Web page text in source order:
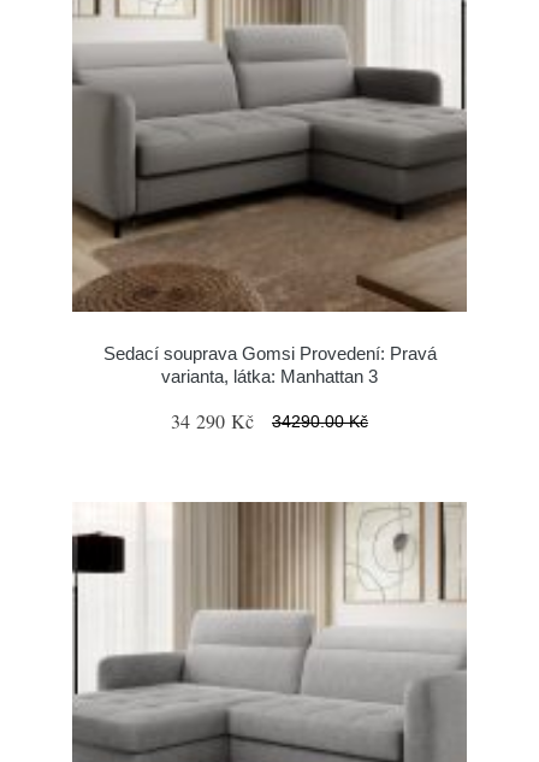
Sedací souprava Gomsi Provedení: Pravá
varianta, látka: Manhattan 3
34 290 Kč 34290.00 Kč